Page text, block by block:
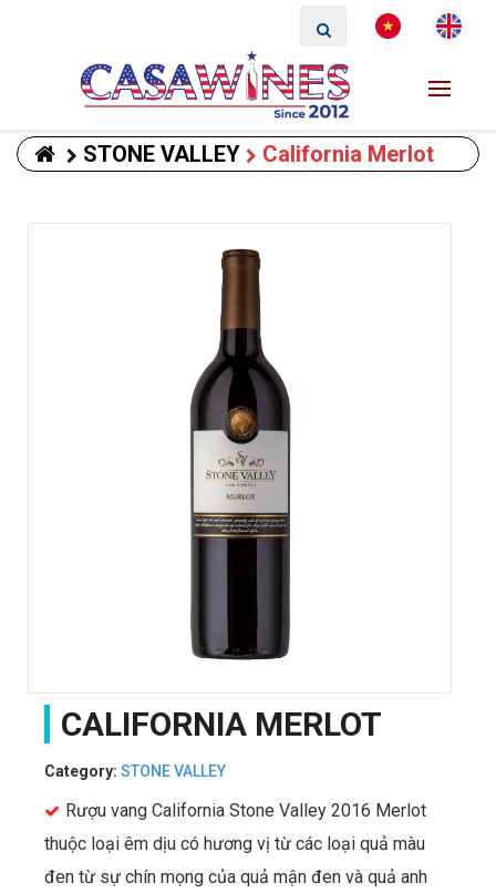
STONE VALLEY California Merlot
CALIFORNIA MERLOT
Category: STONE VALLEY
Rượu vang California Stone Valley 2016 Merlot
thuộc loại êm dịu có hương vị từ các loại quả màu
đen từ sự chín mọng của quả mận đen và quả anh